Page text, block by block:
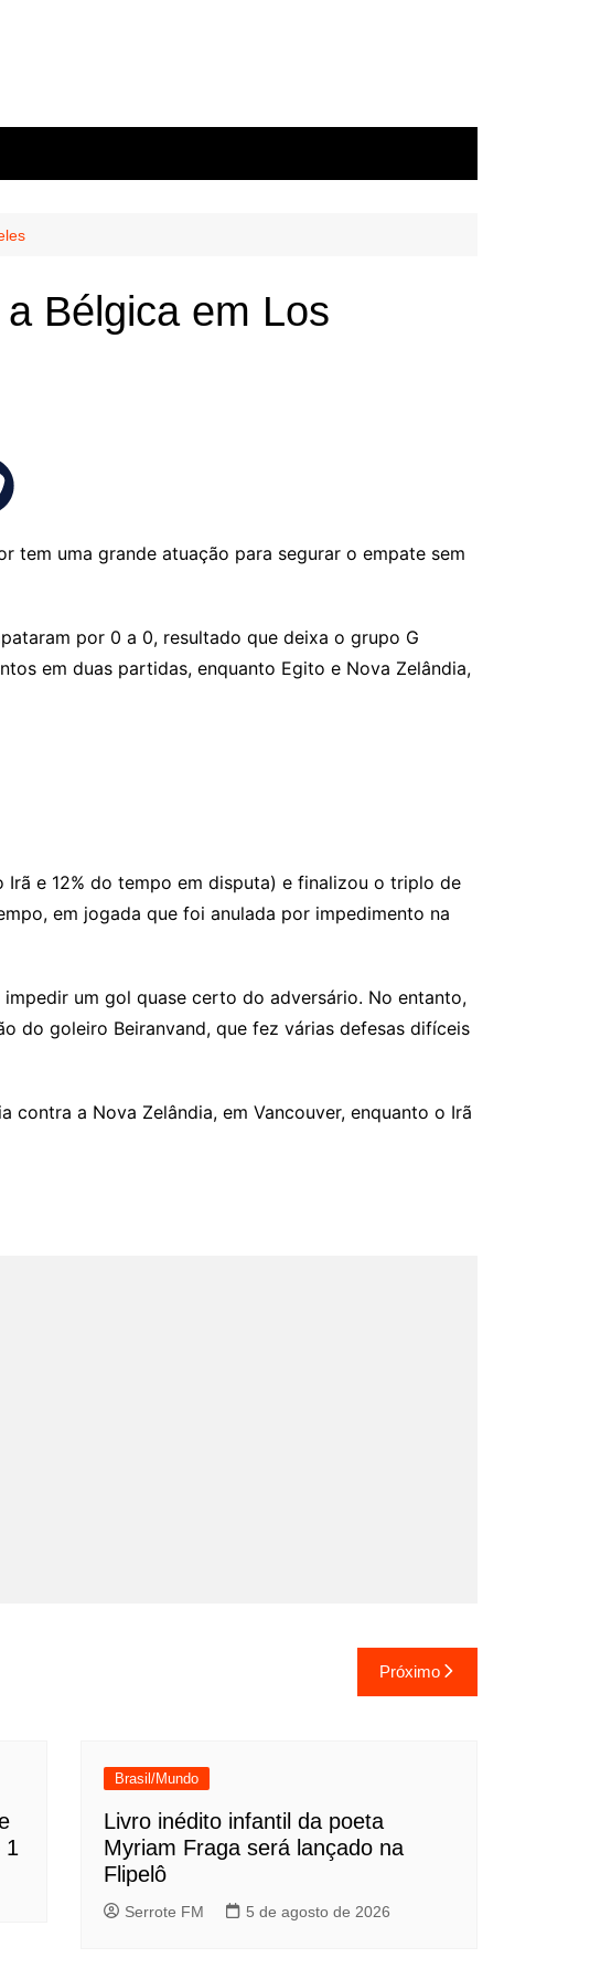
Bélgica em Los
tem uma grande atuação para segurar o empate sem
por 0 a 0, resultado que deixa o grupo G
em duas partidas, enquanto Egito e Nova Zelândia,
e 12% do tempo em disputa) e finalizou o triplo de
em jogada que foi anulada por impedimento na
um gol quase certo do adversário. No entanto,
do goleiro Beiranvand, que fez várias defesas difíceis
a Nova Zelândia, em Vancouver, enquanto o Irã
Próximo
1
Brasil/Mundo
Livro inédito infantil da poeta
Myriam Fraga será lançado na
Flipelô
Serrote FM 5 de agosto de 2026